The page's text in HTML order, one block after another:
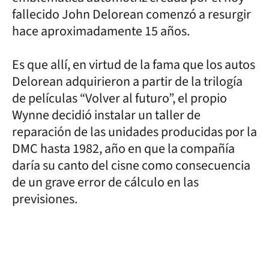
fallecido John Delorean comenzó a resurgir
hace aproximadamente 15 años.
Es que allí, en virtud de la fama que los autos
Delorean adquirieron a partir de la trilogía
de películas “Volver al futuro”, el propio
Wynne decidió instalar un taller de
reparación de las unidades producidas por la
DMC hasta 1982, año en que la compañía
daría su canto del cisne como consecuencia
de un grave error de cálculo en las
previsiones.